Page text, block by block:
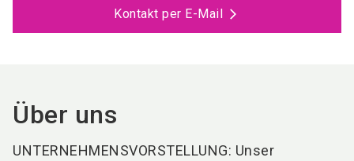
Kontakt per E-Mail
Über uns
UNTERNEHMENSVORSTELLUNG: Unser